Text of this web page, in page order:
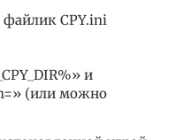
CPY.ini
и
(или можно